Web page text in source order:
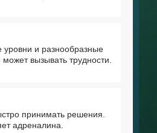
уровни и разнообразные
вызывать трудности.
принимать решения.
адреналина.